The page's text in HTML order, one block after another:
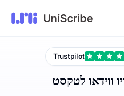
Trustpilot
ווידאו לטקסט